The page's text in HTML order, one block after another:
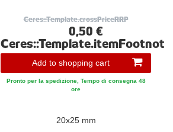
Ceres::Template.crossPriceRRP
0,50 €
Ceres::Template.itemFootnote
Add to shopping cart
Pronto per la spedizione, Tempo di consegna 48
ore
20x25 mm